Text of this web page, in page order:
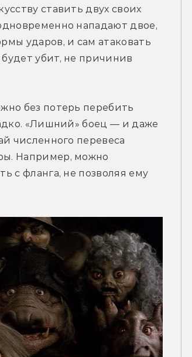
ставить двух своих
нападают двое,
ударов, и сам атаковать
убит, не причинив
без потерь перебить
«Лишний» боец — и даже
численного перевеса
Например, можно
с фланга, не позволяя ему